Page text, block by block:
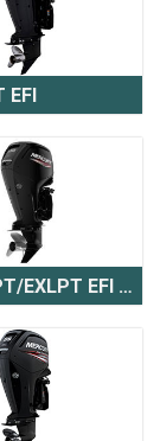
EFI
F100 ELPT/EXLPT EFI CT